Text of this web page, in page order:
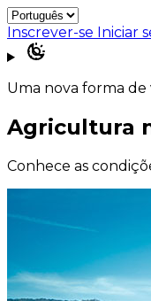
Inscrever-se Iniciar
Uma nova forma
Agricultura
Conhece as